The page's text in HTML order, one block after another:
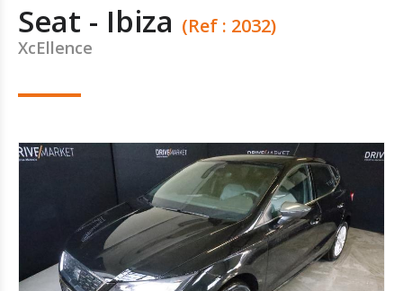
Seat - Ibiza (Ref : 2032)
XcEllence